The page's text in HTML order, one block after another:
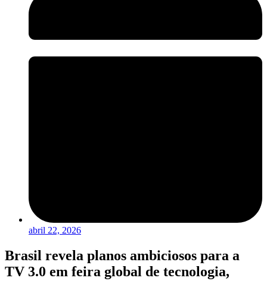
abril 22, 2026
Brasil revela planos ambiciosos para a
TV 3.0 em feira global de tecnologia,